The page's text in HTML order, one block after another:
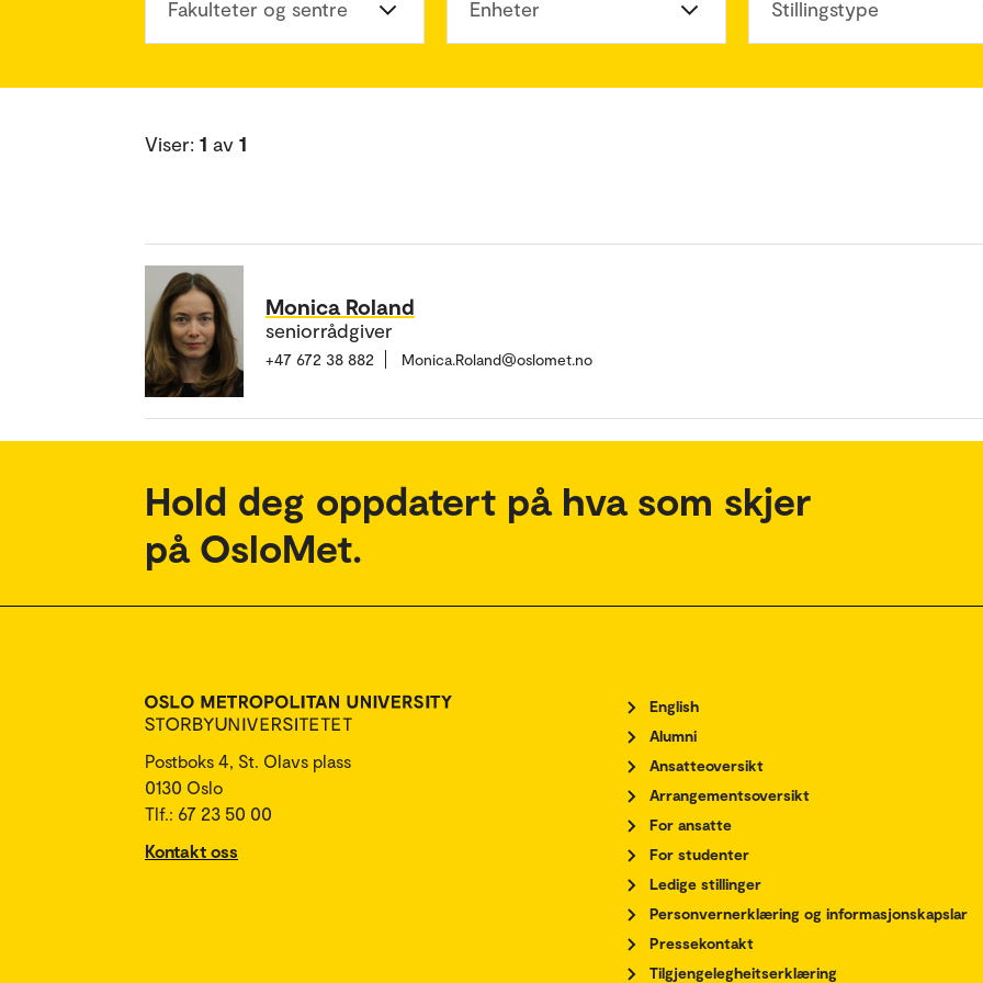
Fakulteter og sentre Enheter Stillingstype
Viser: 1 av 1
Monica Roland
seniorrådgiver
+47 672 38 882 Monica.Roland@oslomet.no
Hold deg oppdatert på hva som skjer
på OsloMet.
Postboks 4, St. Olavs plass
0130 Oslo
Tlf.: 67 23 50 00
Kontakt oss
English
Alumni
Ansatteoversikt
Arrangementsoversikt
For ansatte
For studenter
Ledige stillinger
Personvernerklæring og informasjonskapslar
Pressekontakt
Tilgjengelegheitserklæring